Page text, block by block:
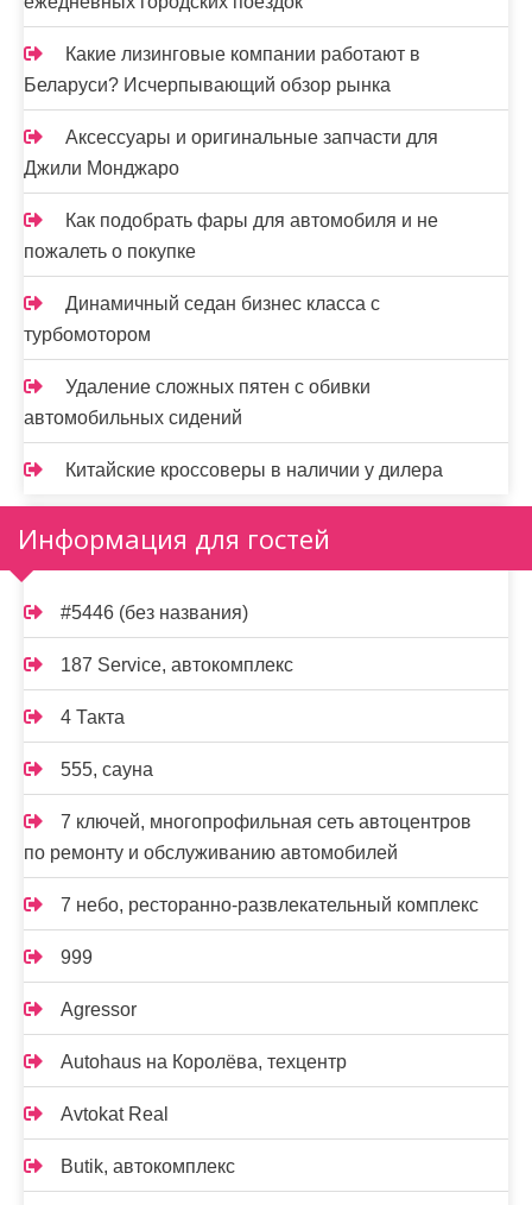
Какие лизинговые компании работают в
Беларуси? Исчерпывающий обзор рынка
Аксессуары и оригинальные запчасти для
Джили Монджаро
Как подобрать фары для автомобиля и не
пожалеть о покупке
Динамичный седан бизнес класса с
турбомотором
Удаление сложных пятен с обивки
автомобильных сидений
Китайские кроссоверы в наличии у дилера
Информация для гостей
#5446 (без названия)
187 Service, автокомплекс
4 Такта
555, сауна
7 ключей, многопрофильная сеть автоцентров
по ремонту и обслуживанию автомобилей
7 небо, ресторанно-развлекательный комплекс
999
Agressor
Autohaus на Королёва, техцентр
Avtokat Real
Butik, автокомплекс